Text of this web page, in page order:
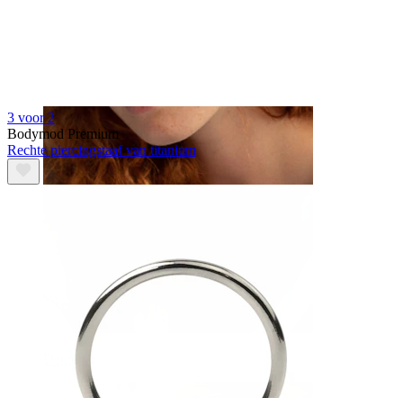
3 voor 2
Bodymod Premium
Rechte piercingstaaf van titanium